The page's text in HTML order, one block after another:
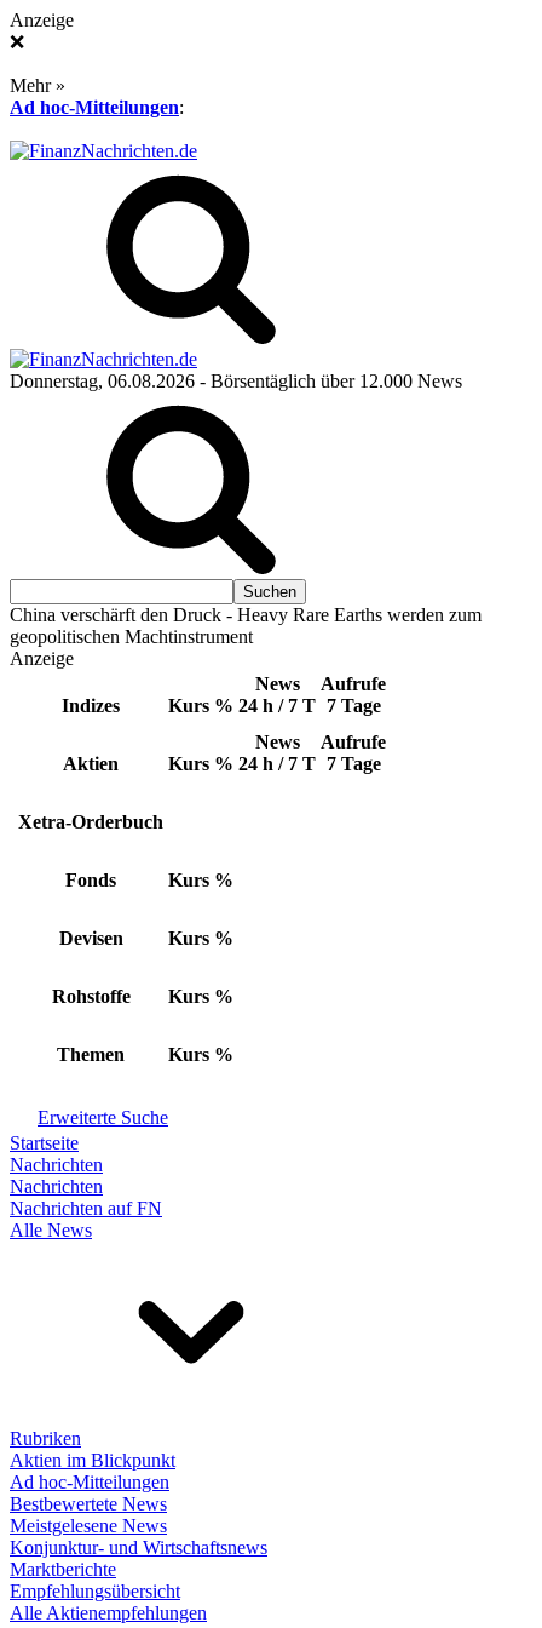
Anzeige
❌
Mehr »
Ad hoc-Mitteilungen:
Donnerstag, 06.08.2026 - Börsentäglich über 12.000 News
China verschärft den Druck - Heavy Rare Earths werden zum
geopolitischen Machtinstrument
Anzeige
Indizes Kurs %
News
24 h / 7 T
Aufrufe
7 Tage
Aktien Kurs %
News
24 h / 7 T
Aufrufe
7 Tage
Xetra-Orderbuch
Fonds Kurs %
Devisen Kurs %
Rohstoffe Kurs %
Themen Kurs %
Erweiterte Suche
Startseite
Nachrichten
Nachrichten
Nachrichten auf FN
Alle News
Rubriken
Aktien im Blickpunkt
Ad hoc-Mitteilungen
Bestbewertete News
Meistgelesene News
Konjunktur- und Wirtschaftsnews
Marktberichte
Empfehlungsübersicht
Alle Aktienempfehlungen